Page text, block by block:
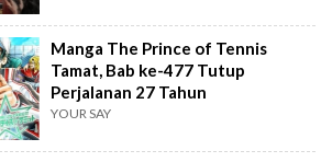
Manga The Prince of Tennis
Tamat, Bab ke-477 Tutup
Perjalanan 27 Tahun
YOUR SAY